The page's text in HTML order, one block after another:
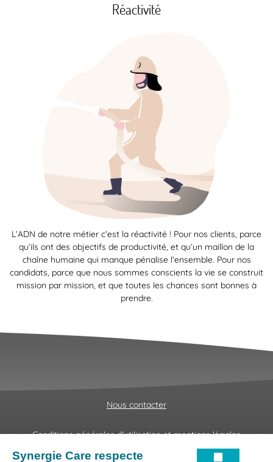
Réactivité
L’ADN de notre métier c’est la réactivité ! Pour nos clients, parce
qu’ils ont des objectifs de productivité, et qu’un maillon de la
chaîne humaine qui manque pénalise l’ensemble. Pour nos
candidats, parce que nous sommes conscients la vie se construit
mission par mission, et que toutes les chances sont bonnes à
prendre.
Nous contacter
Conditions générales d'utilisation et mentions légales